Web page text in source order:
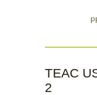
TEAC
2